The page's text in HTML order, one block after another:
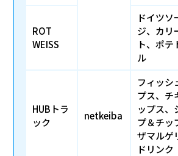
ROT
WEISS
ドイツソ
ジ、カリ
ト、ポテ
ル
HUBトラ
ック
netkeiba
フィッシ
プス、チ
ップス、
プ＆チッ
ザマルゲ
ドリン